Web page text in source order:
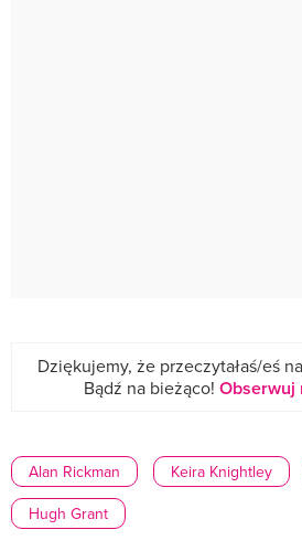
Dziękujemy, że przeczytałaś/eś
Bądź na bieżąco! Obserwuj
Alan Rickman Keira Knightley
Hugh Grant